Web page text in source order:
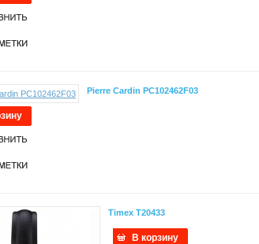
Pierre Cardin PC102462F03
Timex T20433
В корзину